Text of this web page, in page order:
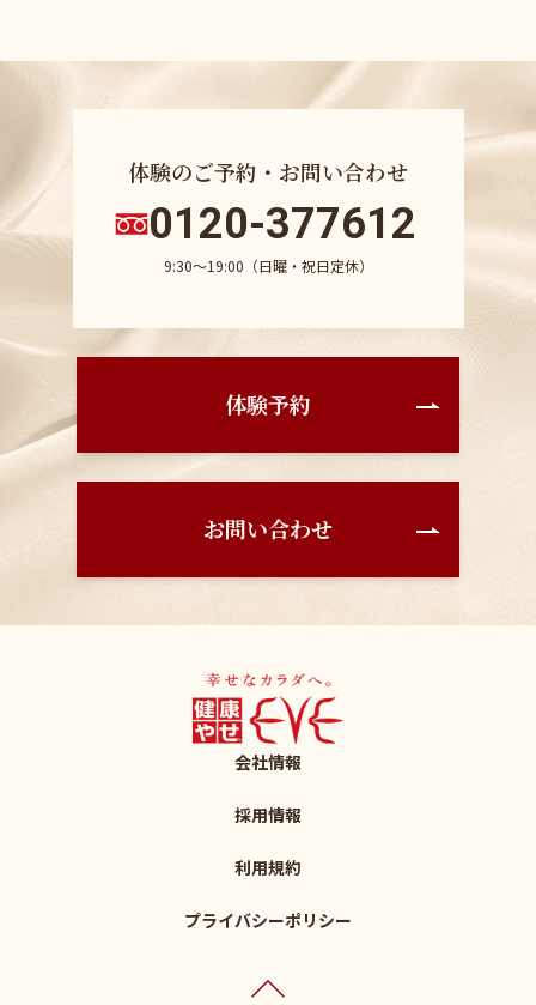
体験のご予約・お問い合わせ
0120-377612
9:30〜19:00（日曜・祝日定休）
体験予約
お問い合わせ
会社情報
採用情報
利用規約
プライバシーポリシー